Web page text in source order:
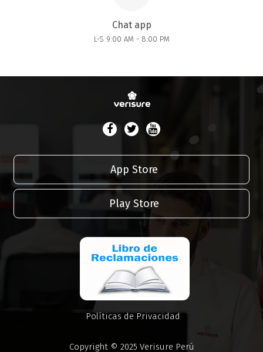
Chat app
L-S 9:00 AM - 8:00 PM
App Store
Play Store
Políticas de Privacidad
Copyright © 2025 Verisure Perú